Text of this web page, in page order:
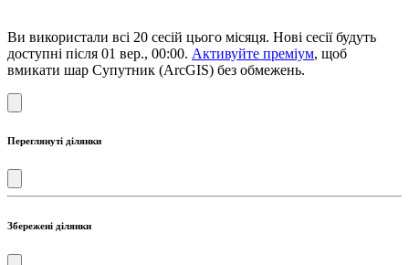
Ви використали всі 20 сесій цього місяця. Нові сесії будуть
доступні після 01 вер., 00:00. Активуйте преміум, щоб
вмикати шар Супутник (ArcGIS) без обмежень.
Переглянуті ділянки
Збережені ділянки